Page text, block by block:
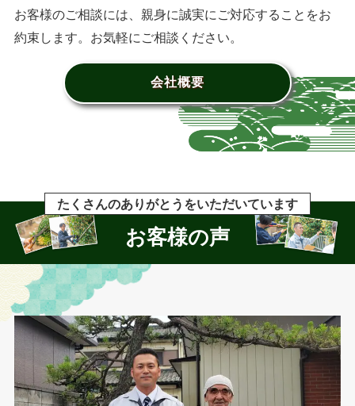
お客様のご相談には、親身に誠実にご対応することをお
約束します。お気軽にご相談ください。
会社概要
たくさんのありがとうをいただいています
お客様の声